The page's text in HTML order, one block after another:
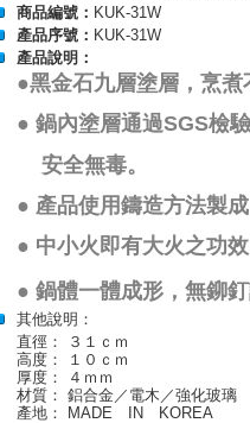
商品編號： KUK-31W
產品序號： KUK-31W
產品說明：
●黑金石九層塗層，烹
● 鍋內塗層通過SGS檢
安全無毒。
● 產品使用鑄造方法製
● 中小火即有大火之功
● 鍋體一體成形，無鉚
其他說明：
直徑： ３１ｃｍ
高度： １０ｃｍ
厚度： ４ｍｍ
材質： 鋁合金／電木／強化玻璃
產地： MADE IN KOREA